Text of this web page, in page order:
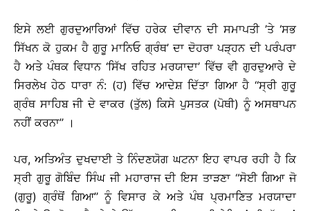
ਇਸੇ ਲਈ ਗੁਰਦੁਆਰਿਆਂ ਵਿੱਚ ਹਰੇਕ ਦੀਵਾਨ ਦੀ ਸਮਾਪਤੀ ’ਤੇ ‘ਸਭ
ਸਿੱਖਨ ਕੋ ਹੁਕਮ ਹੈ ਗੁਰੂ ਮਾਨਿਓ ਗ੍ਰੰਥ’ ਦਾ ਦੋਹਰਾ ਪੜ੍ਹਨ ਦੀ ਪਰੰਪਰਾ
ਹੈ ਅਤੇ ਪੰਥਕ ਵਿਧਾਨ ‘ਸਿੱਖ ਰਹਿਤ ਮਰਯਾਦਾ’ ਵਿੱਚ ਵੀ ਗੁਰਦੁਆਰੇ ਦੇ
ਸਿਰਲੇਖ ਹੇਠ ਧਾਰਾ ਨੰ: (ਹ) ਵਿੱਚ ਆਦੇਸ਼ ਦਿੱਤਾ ਗਿਆ ਹੈ ‘‘ਸ੍ਰੀ ਗੁਰੂ
ਗ੍ਰੰਥ ਸਾਹਿਬ ਜੀ ਦੇ ਵਾਕਰ (ਤੁੱਲ) ਕਿਸੇ ਪੁਸਤਕ (ਪੋਥੀ) ਨੂੰ ਅਸਥਾਪਨ
ਨਹੀਂ ਕਰਨਾ’’ ।
ਪਰ, ਅਤਿਅੰਤ ਦੁਖਦਾਈ ਤੇ ਨਿੰਦਣਯੋਗ ਘਟਨਾ ਇਹ ਵਾਪਰ ਰਹੀ ਹੈ ਕਿ
ਸ੍ਰੀ ਗੁਰੂ ਗੋਬਿੰਦ ਸਿੰਘ ਜੀ ਮਹਾਰਾਜ ਦੀ ਇਸ ਤਾੜਣਾ ‘‘ਸੋਈ ਗਿਆ ਜੋ
(ਗੁਰੂ) ਗ੍ਰੰਥੋਂ ਗਿਆ’’ ਨੂੰ ਵਿਸਾਰ ਕੇ ਅਤੇ ਪੰਥ ਪ੍ਰਮਾਣਿਤ ਮਰਯਾਦਾ